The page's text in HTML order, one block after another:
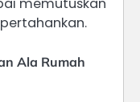
Ala Rumah